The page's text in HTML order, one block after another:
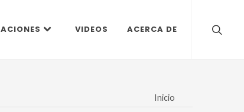
VIDEOS ACERCA DE
Inicio